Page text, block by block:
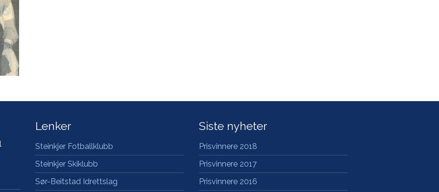
Lenker
Steinkjer Fotballklubb
Steinkjer Skiklubb
Sør-Beitstad Idrettslag
Siste nyheter
Prisvinnere 2018
Prisvinnere 2017
Prisvinnere 2016